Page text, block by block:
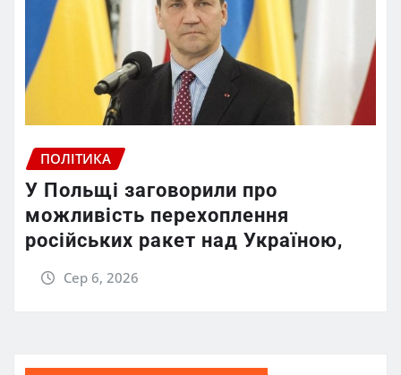
ПОЛІТИКА
У Польщі заговорили про
можливість перехоплення
російських ракет над Україною,
Сер 6, 2026